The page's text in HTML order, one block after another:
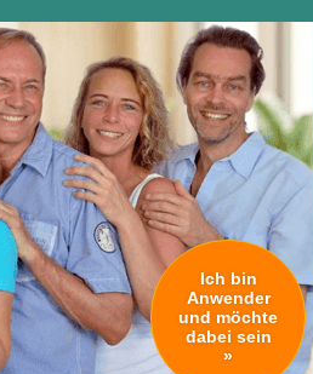
Ich bin
Anwender
und möchte
dabei sein
»